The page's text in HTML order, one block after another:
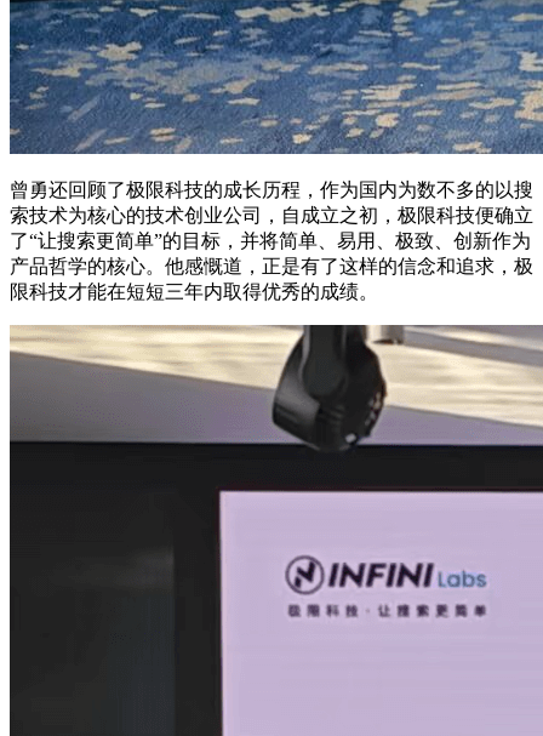
曾勇还回顾了极限科技的成长历程，作为国内为数不多的以搜
索技术为核心的技术创业公司，自成立之初，极限科技便确立
了“让搜索更简单”的目标，并将简单、易用、极致、创新作为
产品哲学的核心。他感慨道，正是有了这样的信念和追求，极
限科技才能在短短三年内取得优秀的成绩。